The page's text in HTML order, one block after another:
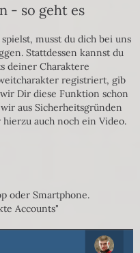
- so geht es
musst du dich bei uns
Stattdessen kannst du
deiner Charaktere
registriert, gib
Dir diese Funktion schon
aus Sicherheitsgründen
auch noch ein Video.
oder Smartphone.
Accounts"